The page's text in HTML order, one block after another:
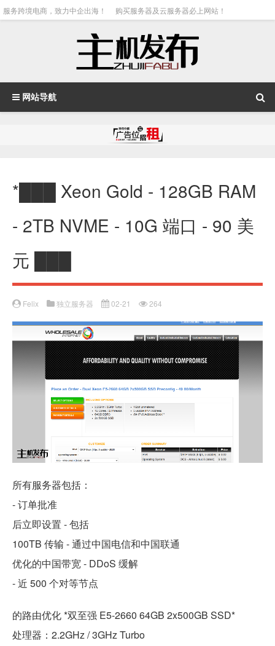
服务跨境电商，致力中企出海！ 购买服务器及云服务器必上网站！
网站导航
*███ Xeon Gold - 128GB RAM
- 2TB NVME - 10G 端口 - 90 美
元 ███
Felix 独立服务器 02-21 264
所有服务器包括：
- 订单批准
后立即设置 - 包括
100TB 传输 - 通过中国电信和中国联通
优化的中国带宽 - DDoS 缓解
- 近 500 个对等节点
的路由优化 *双至强 E5-2660 64GB 2x500GB SSD*
处理器：2.2GHz / 3GHz Turbo